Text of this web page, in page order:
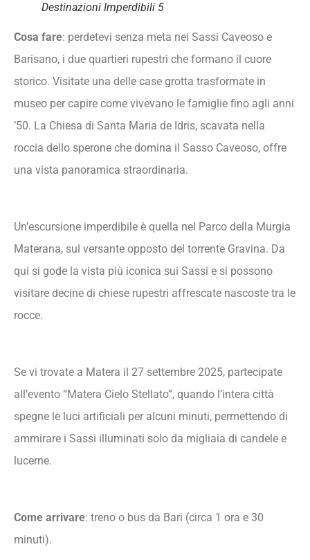
Destinazioni Imperdibili 5
Cosa fare: perdetevi senza meta nei Sassi Caveoso e
Barisano, i due quartieri rupestri che formano il cuore
storico. Visitate una delle case grotta trasformate in
museo per capire come vivevano le famiglie fino agli anni
’50. La Chiesa di Santa Maria de Idris, scavata nella
roccia dello sperone che domina il Sasso Caveoso, offre
una vista panoramica straordinaria.
Un’escursione imperdibile è quella nel Parco della Murgia
Materana, sul versante opposto del torrente Gravina. Da
qui si gode la vista più iconica sui Sassi e si possono
visitare decine di chiese rupestri affrescate nascoste tra le
rocce.
Se vi trovate a Matera il 27 settembre 2025, partecipate
all’evento “Matera Cielo Stellato”, quando l’intera città
spegne le luci artificiali per alcuni minuti, permettendo di
ammirare i Sassi illuminati solo da migliaia di candele e
lucerne.
Come arrivare: treno o bus da Bari (circa 1 ora e 30
minuti).